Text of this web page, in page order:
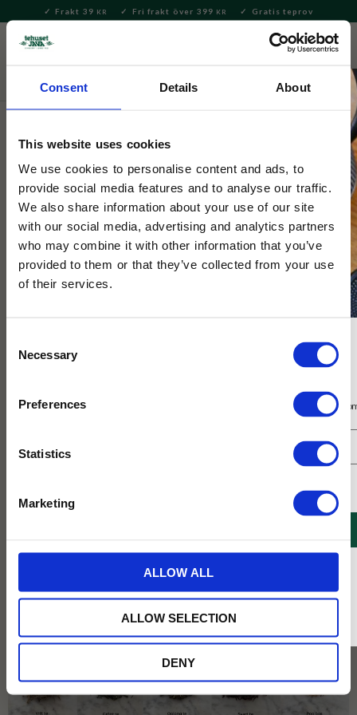
Consent Details About
This website uses cookies
We use cookies to personalise content and ads, to
provide social media features and to analyse our traffic.
We also share information about your use of our site
with our social media, advertising and analytics partners
who may combine it with other information that you’ve
provided to them or that they’ve collected from your use
of their services.
Selection
Necessary
Preferences
Statistics
Marketing
ALLOW ALL
ALLOW SELECTION
DENY
Meny
Frakt 39 KR Fri frakt över 399 KR Gratis teprov
Vi är redo för höstmys
Produkttips Grönt te Doftljus Örtte Svart te
Få 10% rabatt på ditt första köp på nätet och ta del av erbjudanden året
* Rabatten gäller endast online på Tehusetjava.se. Rabatten fungerar endast på